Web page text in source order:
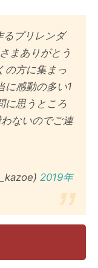
るプリレンダ
まありがとう
の方に集まっ
に感動の多い1
に思うところ
ないのでご連
2019年